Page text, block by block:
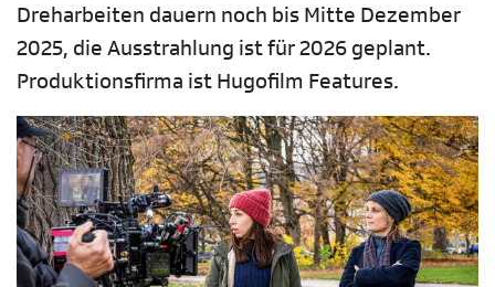
Dreharbeiten dauern noch bis Mitte Dezember
2025, die Ausstrahlung ist für 2026 geplant.
Produktionsfirma ist Hugofilm Features.